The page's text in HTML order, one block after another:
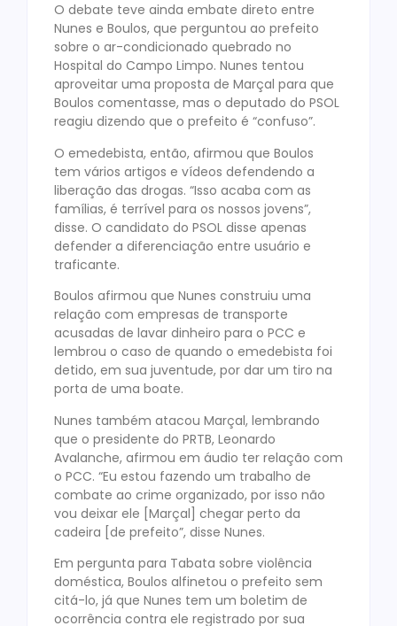
O debate teve ainda embate direto entre
Nunes e Boulos, que perguntou ao prefeito
sobre o ar-condicionado quebrado no
Hospital do Campo Limpo. Nunes tentou
aproveitar uma proposta de Marçal para que
Boulos comentasse, mas o deputado do PSOL
reagiu dizendo que o prefeito é “confuso”.
O emedebista, então, afirmou que Boulos
tem vários artigos e vídeos defendendo a
liberação das drogas. “Isso acaba com as
famílias, é terrível para os nossos jovens”,
disse. O candidato do PSOL disse apenas
defender a diferenciação entre usuário e
traficante.
Boulos afirmou que Nunes construiu uma
relação com empresas de transporte
acusadas de lavar dinheiro para o PCC e
lembrou o caso de quando o emedebista foi
detido, em sua juventude, por dar um tiro na
porta de uma boate.
Nunes também atacou Marçal, lembrando
que o presidente do PRTB, Leonardo
Avalanche, afirmou em áudio ter relação com
o PCC. “Eu estou fazendo um trabalho de
combate ao crime organizado, por isso não
vou deixar ele [Marçal] chegar perto da
cadeira [de prefeito”, disse Nunes.
Em pergunta para Tabata sobre violência
doméstica, Boulos alfinetou o prefeito sem
citá-lo, já que Nunes tem um boletim de
ocorrência contra ele registrado por sua